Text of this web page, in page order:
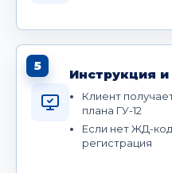
5
Инструкция
Клиент
плана ГУ-12
Если нет ЖД-
регистрация